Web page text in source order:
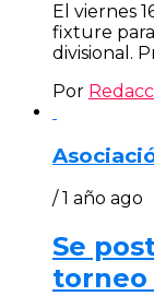
El viernes
fixture
divisional.
Por
/ 1 año ago
Se
torneo